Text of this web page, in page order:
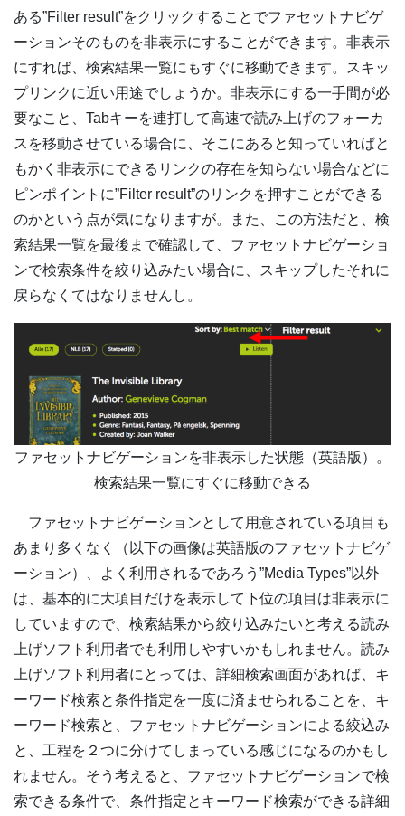
ある”Filter result”をクリックすることでファセットナビゲ
ーションそのものを非表示にすることができます。非表示
にすれば、検索結果一覧にもすぐに移動できます。スキッ
プリンクに近い用途でしょうか。非表示にする一手間が必
要なこと、Tabキーを連打して高速で読み上げのフォーカ
スを移動させている場合に、そこにあると知っていればと
もかく非表示にできるリンクの存在を知らない場合などに
ピンポイントに”Filter result”のリンクを押すことができる
のかという点が気になりますが。また、この方法だと、検
索結果一覧を最後まで確認して、ファセットナビゲーショ
ンで検索条件を絞り込みたい場合に、スキップしたそれに
戻らなくてはなりませんし。
ファセットナビゲーションを非表示した状態（英語版）。
検索結果一覧にすぐに移動できる
ファセットナビゲーションとして用意されている項目も
あまり多くなく（以下の画像は英語版のファセットナビゲ
ーション）、よく利用されるであろう”Media Types”以外
は、基本的に大項目だけを表示して下位の項目は非表示に
していますので、検索結果から絞り込みたいと考える読み
上げソフト利用者でも利用しやすいかもしれません。読み
上げソフト利用者にとっては、詳細検索画面があれば、キ
ーワード検索と条件指定を一度に済ませられることを、キ
ーワード検索と、ファセットナビゲーションによる絞込み
と、工程を２つに分けてしまっている感じになるのかもし
れません。そう考えると、ファセットナビゲーションで検
索できる条件で、条件指定とキーワード検索ができる詳細